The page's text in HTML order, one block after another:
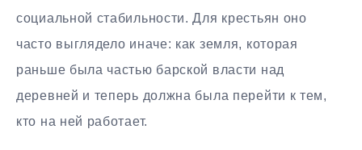
социальной стабильности. Для крестьян оно
часто выглядело иначе: как земля, которая
раньше была частью барской власти над
деревней и теперь должна была перейти к тем,
кто на ней работает.